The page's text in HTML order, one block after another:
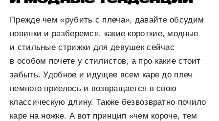
Прежде чем «рубить с плеча», давайте обсудим
новинки и разберемся, какие короткие, модные
и стильные стрижки для девушек сейчас
в особом почете у стилистов, а про какие стоит
забыть. Удобное и идущее всем каре до плеч
немного приелось и возвращается в свою
классическую длину. Также безвозвратно почило
каре на ножке. А вот принцип «чем короче, тем